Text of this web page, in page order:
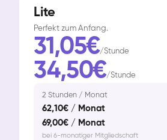
Lite
Perfekt zum Anfang.
31,05€/Stunde
34,50€/Stunde
2 Stunden / Monat
62,10€ / Monat
69,00€ / Monat
bei 6-monatiger Mitgliedschaft